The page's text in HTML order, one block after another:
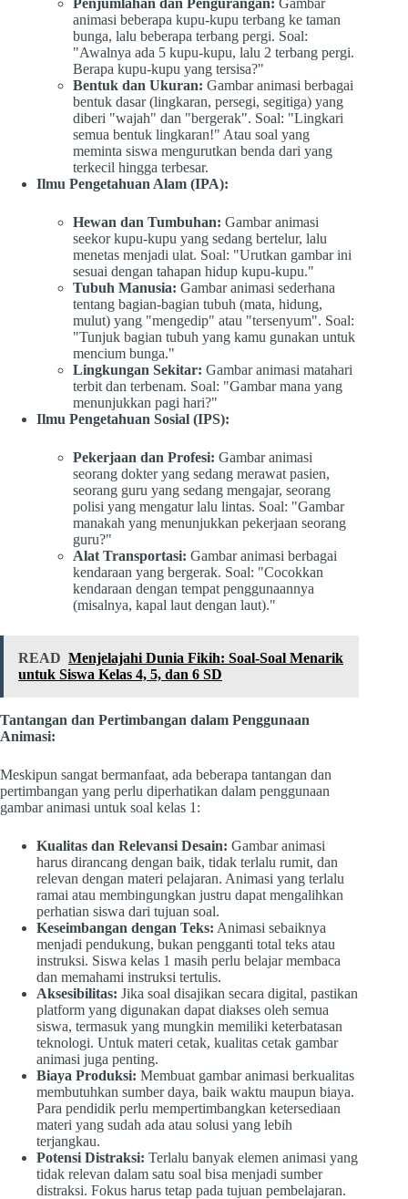
Penjumlahan dan Pengurangan: Gambar
animasi beberapa kupu-kupu terbang ke taman
bunga, lalu beberapa terbang pergi. Soal:
"Awalnya ada 5 kupu-kupu, lalu 2 terbang pergi.
Berapa kupu-kupu yang tersisa?"
Bentuk dan Ukuran: Gambar animasi berbagai
bentuk dasar (lingkaran, persegi, segitiga) yang
diberi "wajah" dan "bergerak". Soal: "Lingkari
semua bentuk lingkaran!" Atau soal yang
meminta siswa mengurutkan benda dari yang
terkecil hingga terbesar.
Ilmu Pengetahuan Alam (IPA):
Hewan dan Tumbuhan: Gambar animasi
seekor kupu-kupu yang sedang bertelur, lalu
menetas menjadi ulat. Soal: "Urutkan gambar ini
sesuai dengan tahapan hidup kupu-kupu."
Tubuh Manusia: Gambar animasi sederhana
tentang bagian-bagian tubuh (mata, hidung,
mulut) yang "mengedip" atau "tersenyum". Soal:
"Tunjuk bagian tubuh yang kamu gunakan untuk
mencium bunga."
Lingkungan Sekitar: Gambar animasi matahari
terbit dan terbenam. Soal: "Gambar mana yang
menunjukkan pagi hari?"
Ilmu Pengetahuan Sosial (IPS):
Pekerjaan dan Profesi: Gambar animasi
seorang dokter yang sedang merawat pasien,
seorang guru yang sedang mengajar, seorang
polisi yang mengatur lalu lintas. Soal: "Gambar
manakah yang menunjukkan pekerjaan seorang
guru?"
Alat Transportasi: Gambar animasi berbagai
kendaraan yang bergerak. Soal: "Cocokkan
kendaraan dengan tempat penggunaannya
(misalnya, kapal laut dengan laut)."
READ Menjelajahi Dunia Fikih: Soal-Soal Menarik
untuk Siswa Kelas 4, 5, dan 6 SD
Tantangan dan Pertimbangan dalam Penggunaan
Animasi:
Meskipun sangat bermanfaat, ada beberapa tantangan dan
pertimbangan yang perlu diperhatikan dalam penggunaan
gambar animasi untuk soal kelas 1:
Kualitas dan Relevansi Desain: Gambar animasi
harus dirancang dengan baik, tidak terlalu rumit, dan
relevan dengan materi pelajaran. Animasi yang terlalu
ramai atau membingungkan justru dapat mengalihkan
perhatian siswa dari tujuan soal.
Keseimbangan dengan Teks: Animasi sebaiknya
menjadi pendukung, bukan pengganti total teks atau
instruksi. Siswa kelas 1 masih perlu belajar membaca
dan memahami instruksi tertulis.
Aksesibilitas: Jika soal disajikan secara digital, pastikan
platform yang digunakan dapat diakses oleh semua
siswa, termasuk yang mungkin memiliki keterbatasan
teknologi. Untuk materi cetak, kualitas cetak gambar
animasi juga penting.
Biaya Produksi: Membuat gambar animasi berkualitas
membutuhkan sumber daya, baik waktu maupun biaya.
Para pendidik perlu mempertimbangkan ketersediaan
materi yang sudah ada atau solusi yang lebih
terjangkau.
Potensi Distraksi: Terlalu banyak elemen animasi yang
tidak relevan dalam satu soal bisa menjadi sumber
distraksi. Fokus harus tetap pada tujuan pembelajaran.